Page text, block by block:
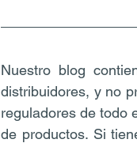
Nuestro blog
distribuidores, y no
reguladores de todo
de productos. Si